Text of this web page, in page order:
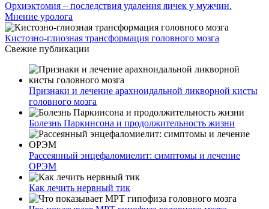
Орхиэктомия – последствия удаления яичек у мужчин.
Мнение уролога
Кистозно-глиозная трансформация головного мозга
Свежие публикации
Признаки и лечение арахноидальной ликворной кисты
головного мозга
Болезнь Паркинсона и продолжительность жизни
Рассеянный энцефаломиелит: симптомы и лечение
ОРЭМ
Как лечить нервный тик